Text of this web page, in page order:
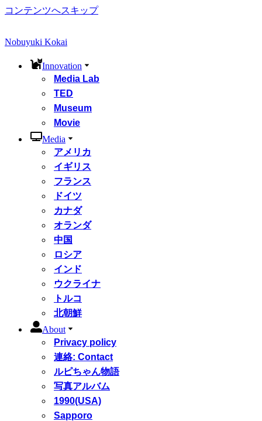
コンテンツへスキップ
Nobuyuki Kokai
Innovation
Media Lab
TED
Museum
Movie
Media
アメリカ
イギリス
フランス
ドイツ
カナダ
オランダ
中国
ロシア
インド
ウクライナ
トルコ
北朝鮮
About
Privacy policy
連絡: Contact
ルピちゃん物語
写真アルバム
1990(USA)
Sapporo